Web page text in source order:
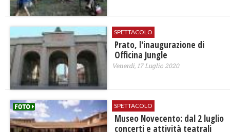
SPETTACOLO
Prato, l'inaugurazione di
Officina Jungle
Venerdì, 17 Luglio 2020
SPETTACOLO
Museo Novecento: dal 2 luglio
concerti e attività teatrali